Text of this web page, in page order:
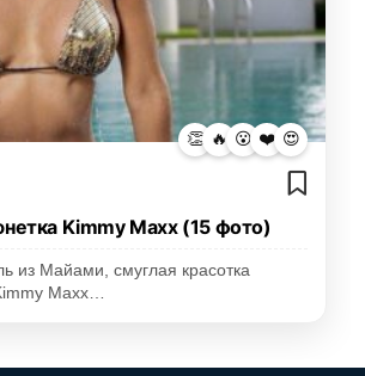
👏 🔥 😮 ❤️ 😍
Kimmy Maxx (15 фото)
из Майами, смуглая красотка
Maxx…